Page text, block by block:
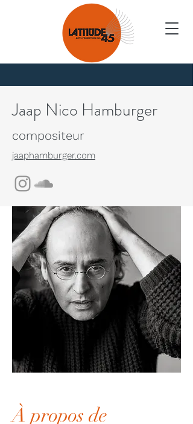
Nouvelles
À propos de
Jaap Nico Hamburger
compositeur
jaaphamburger.com